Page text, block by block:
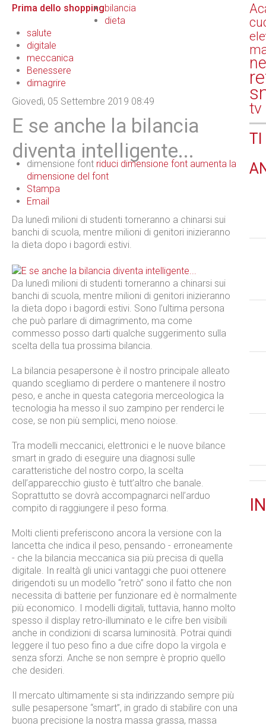
Prima dello shoppingbilancia
dieta
salute
digitale
meccanica
Benessere
dimagrire
Giovedì, 05 Settembre 2019 08:49
E se anche la bilancia
diventa intelligente...
dimensione font riduci dimensione font aumenta la
dimensione del font
Stampa
Email
Da lunedì milioni di studenti torneranno a chinarsi sui
banchi di scuola, mentre milioni di genitori inizieranno
la dieta dopo i bagordi estivi.
Da lunedì milioni di studenti torneranno a chinarsi sui
banchi di scuola, mentre milioni di genitori inizieranno
la dieta dopo i bagordi estivi. Sono l’ultima persona
che può parlare di dimagrimento, ma come
commesso posso darti qualche suggerimento sulla
scelta della tua prossima bilancia.
La bilancia pesapersone è il nostro principale alleato
quando scegliamo di perdere o mantenere il nostro
peso, e anche in questa categoria merceologica la
tecnologia ha messo il suo zampino per renderci le
cose, se non più semplici, meno noiose.
Tra modelli meccanici, elettronici e le nuove bilance
smart in grado di eseguire una diagnosi sulle
caratteristiche del nostro corpo, la scelta
dell’apparecchio giusto è tutt’altro che banale.
Soprattutto se dovrà accompagnarci nell’arduo
compito di raggiungere il peso forma.
Molti clienti preferiscono ancora la versione con la
lancetta che indica il peso, pensando - erroneamente
- che la bilancia meccanica sia più precisa di quella
digitale. In realtà gli unici vantaggi che puoi ottenere
dirigendoti su un modello “retrò” sono il fatto che non
necessita di batterie per funzionare ed è normalmente
più economico. I modelli digitali, tuttavia, hanno molto
spesso il display retro-illuminato e le cifre ben visibili
anche in condizioni di scarsa luminosità. Potrai quindi
leggere il tuo peso fino a due cifre dopo la virgola e
senza sforzi. Anche se non sempre è proprio quello
che desideri.
Il mercato ultimamente si sta indirizzando sempre più
sulle pesapersone “smart”, in grado di stabilire con una
buona precisione la nostra massa grassa, massa
tv
TI
IN